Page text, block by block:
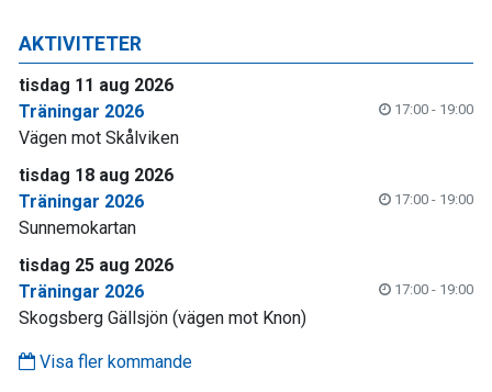
AKTIVITETER
tisdag 11 aug 2026
Träningar 2026
17:00 - 19:00
Vägen mot Skålviken
tisdag 18 aug 2026
Träningar 2026
17:00 - 19:00
Sunnemokartan
tisdag 25 aug 2026
Träningar 2026
17:00 - 19:00
Skogsberg Gällsjön (vägen mot Knon)
Visa fler kommande